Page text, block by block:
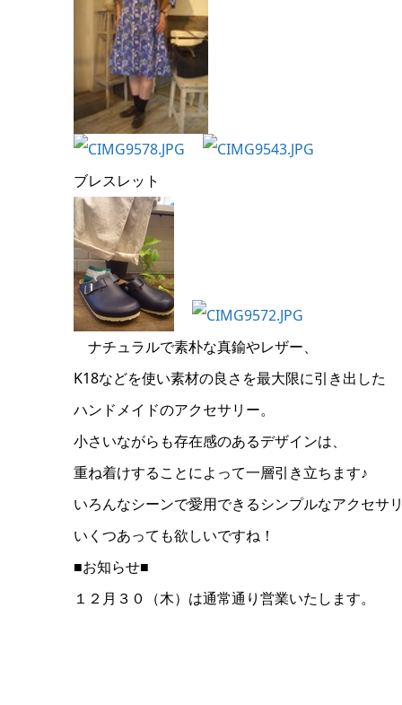
ブレスレット
ナチュラルで素朴な真鍮やレザー、
K18などを使い素材の良さを最大限に引き出した
ハンドメイドのアクセサリー。
小さいながらも存在感のあるデザインは、
重ね着けすることによって一層引き立ちます♪
いろんなシーンで愛用できるシンプルなアクセサ
いくつあっても欲しいですね！
■お知らせ■
１２月３０（木）は通常通り営業いたします。